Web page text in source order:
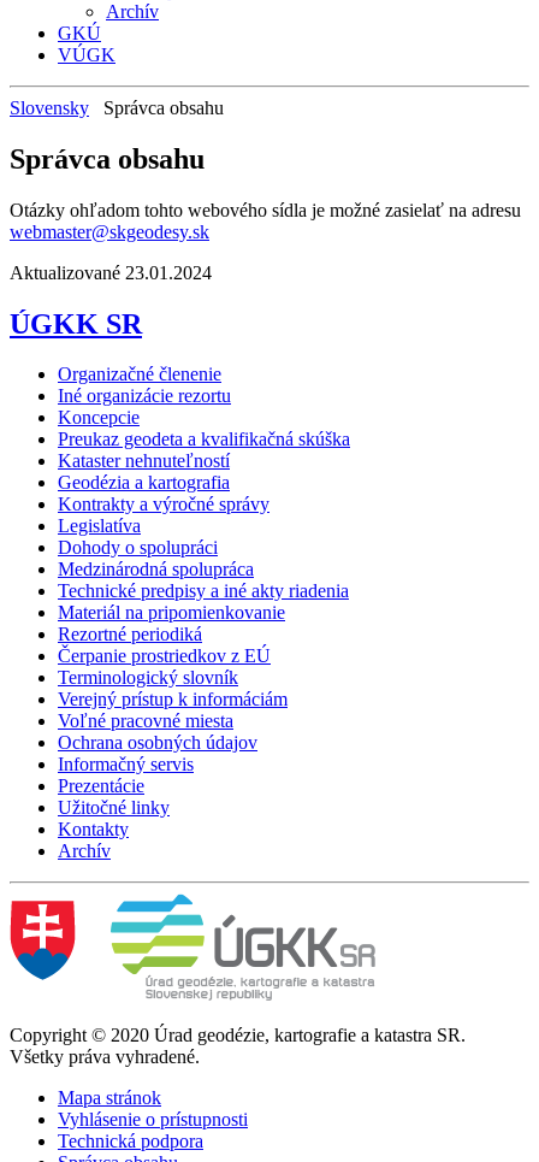
Archív
GKÚ
VÚGK
Slovensky Správca obsahu
Správca obsahu
Otázky ohľadom tohto webového sídla je možné zasielať na adresu
webmaster@skgeodesy.sk
Aktualizované 23.01.2024
ÚGKK SR
Organizačné členenie
Iné organizácie rezortu
Koncepcie
Preukaz geodeta a kvalifikačná skúška
Kataster nehnuteľností
Geodézia a kartografia
Kontrakty a výročné správy
Legislatíva
Dohody o spolupráci
Medzinárodná spolupráca
Technické predpisy a iné akty riadenia
Materiál na pripomienkovanie
Rezortné periodiká
Čerpanie prostriedkov z EÚ
Terminologický slovník
Verejný prístup k informáciám
Voľné pracovné miesta
Ochrana osobných údajov
Informačný servis
Prezentácie
Užitočné linky
Kontakty
Archív
Copyright © 2020 Úrad geodézie, kartografie a katastra SR.
Všetky práva vyhradené.
Mapa stránok
Vyhlásenie o prístupnosti
Technická podpora